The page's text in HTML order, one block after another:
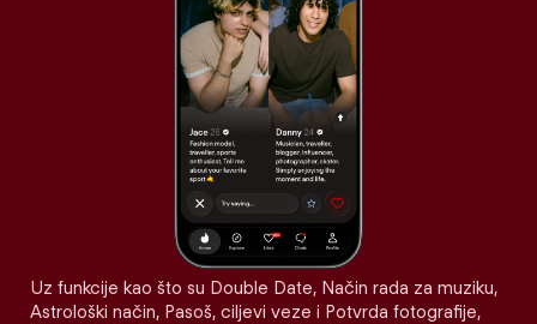
Uz funkcije kao što su Double Date, Način rada za muziku,
Astrološki način, Pasoš, ciljevi veze i Potvrda fotografije,